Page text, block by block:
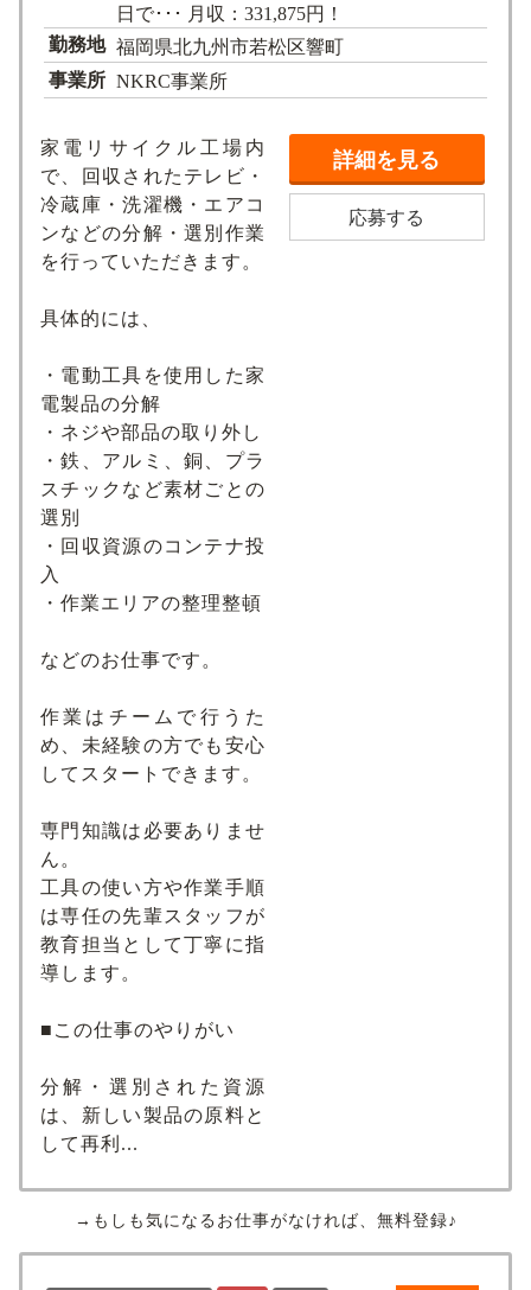
日で･･･ 月収：331,875円！
勤務地 福岡県北九州市若松区響町
事業所 NKRC事業所
家電リサイクル工場内
で、回収されたテレビ・
冷蔵庫・洗濯機・エアコ
ンなどの分解・選別作業
を行っていただきます。
具体的には、
・電動工具を使用した家
電製品の分解
・ネジや部品の取り外し
・鉄、アルミ、銅、プラ
スチックなど素材ごとの
選別
・回収資源のコンテナ投
入
・作業エリアの整理整頓
などのお仕事です。
作業はチームで行うた
め、未経験の方でも安心
してスタートできます。
専門知識は必要ありませ
ん。
工具の使い方や作業手順
は専任の先輩スタッフが
教育担当として丁寧に指
導します。
■この仕事のやりがい
分解・選別された資源
は、新しい製品の原料と
して再利...
詳細を見る
応募する
→もしも気になるお仕事がなければ、無料登録♪